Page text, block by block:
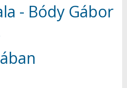
- Bódy Gábor